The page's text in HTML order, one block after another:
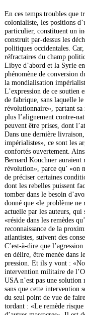
En ces temps troubles que
colonialiste, les positions
particulier, constituent un
construit par-dessus les
politiques occidentales.
réfractaires du champ
Libye d’abord et la Syrie
phénomène de conversion
la mondialisation
L’expression de ce soutien
de fabrique, sans laquelle
révolutionnaire», partant sa
plus l’alignement contre-
peuvent être prises, dont
Dans une dernière
impérialistes», ce sont les
confortés ouvertement.
Bernard Kouchner auraient
révolution», parce qu’ «on
de préciser certaines
dont les rebelles puissent
tomber dans le besoin
donné que «le problème ne
actuelle par les auteurs, qui
«réside dans les remèdes
reconnaissance de la
atlantistes, suivent des
C’est-à-dire que
en délire, être menée dans
pression. Et ils y vont :
intervention militaire de
USA n’est pas une solution
sans que cette intervention
du seul point de vue de
tordant : «Le remède risque